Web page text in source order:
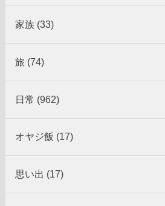
家族 (33)
旅 (74)
日常 (962)
オヤジ飯 (17)
思い出 (17)